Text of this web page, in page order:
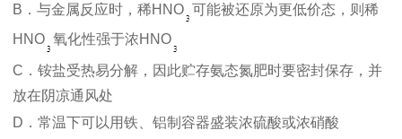
B．与金属反应时，稀HNO 可能被还原为更低价态，则稀
HNO 氧化性强于浓HNO
C．铵盐受热易分解，因此贮存氨态氮肥时要密封保存，并
放在阴凉通风处
D．常温下可以用铁、铝制容器盛装浓硫酸或浓硝酸